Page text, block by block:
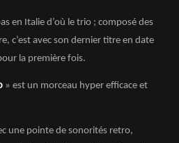
en Italie d’où le trio ; composé des
c’est avec son dernier titre en date
la première fois.
» est un morceau hyper efficace et
une pointe de sonorités retro,